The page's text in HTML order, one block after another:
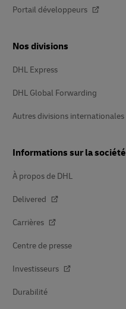
Portail développeurs
Nos divisions
DHL Express
DHL Global Forwarding
Autres divisions internationales
Informations sur la société
À propos de DHL
Delivered
Carrières
Centre de presse
Investisseurs
Durabilité